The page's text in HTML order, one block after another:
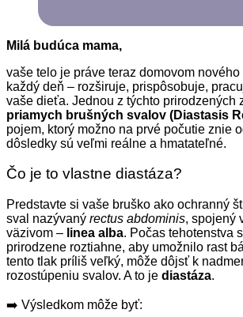
Milá budúca mama,
vaše telo je práve teraz domovom
každý deň – rozširuje, prispôsobuje,
vaše dieťa. Jednou z týchto prirodzených
priamych brušných svalov (Diastasis
pojem, ktorý možno na prvé počutie znie
dôsledky sú veľmi reálne a hmatateľné.
Čo je to vlastne diastáza?
Predstavte si vaše bruško ako ochranný
sval nazývaný rectus abdominis, spojený
väzivom – linea alba. Počas tehotenstva
prirodzene roztiahne, aby umožnilo rast
tento tlak príliš veľký, môže dôjsť k
rozostúpeniu svalov. A to je diastáza.
➡️ Výsledkom môže byť: